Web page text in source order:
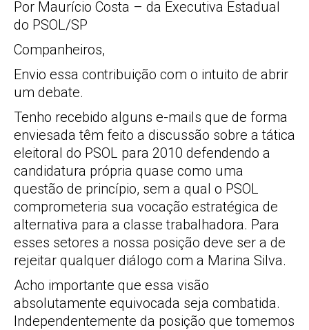
Por Maurício Costa – da Executiva Estadual
do PSOL/SP
Companheiros,
Envio essa contribuição com o intuito de abrir
um debate.
Tenho recebido alguns e-mails que de forma
enviesada têm feito a discussão sobre a tática
eleitoral do PSOL para 2010 defendendo a
candidatura própria quase como uma
questão de princípio, sem a qual o PSOL
comprometeria sua vocação estratégica de
alternativa para a classe trabalhadora. Para
esses setores a nossa posição deve ser a de
rejeitar qualquer diálogo com a Marina Silva.
Acho importante que essa visão
absolutamente equivocada seja combatida.
Independentemente da posição que tomemos